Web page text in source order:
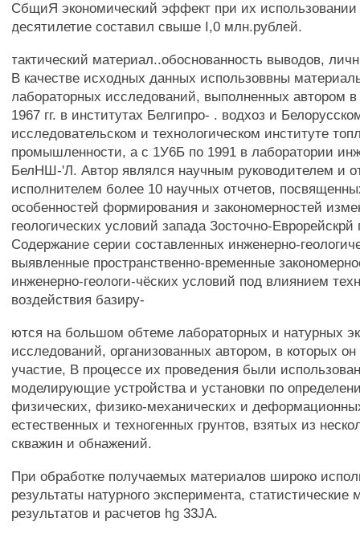
СбщиЯ экономический эффект при их использовании
десятилетие составил свыше I,0 млн.рублей.
тактический материал..обоснованность выводов,
В качестве исходных данных использоввны
лабораторных исследований, выполненных автором
1967 гг. в институтах Белгипро- . водхоз и
исследовательском и технологическом институте
промышленности, а с 1У6Б по 1991 в лаборатории
БелНШ-'Л. Автор являлся научным руководителем и
исполнителем более 10 научных отчетов,
особенностей формирования и закономерностей
геологических условий запада Зосточно-
Содержание серии составленных инженерно-
выявленные пространственно-временные
инженерно-геологи-чёских условий под влиянием
воздействия базиру-
ются на большом обтеме лабораторных и натурных
исследований, организованных автором, в которых
участие, В процессе их проведения были
моделирующие устройства и установки по
физических, физико-механических и
естественных и техногенных грунтов, взятых из
скважин и обнажений.
При обработке получаемых материалов широко
результаты натурного эксперимента, статистические
результатов и расчетов hg 33JA.